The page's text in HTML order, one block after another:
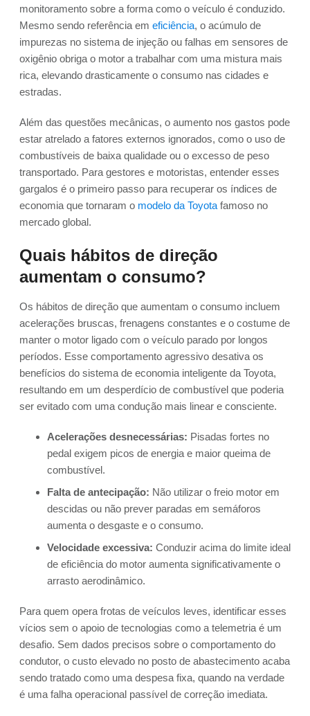
monitoramento sobre a forma como o veículo é conduzido.
Mesmo sendo referência em eficiência, o acúmulo de
impurezas no sistema de injeção ou falhas em sensores de
oxigênio obriga o motor a trabalhar com uma mistura mais
rica, elevando drasticamente o consumo nas cidades e
estradas.
Além das questões mecânicas, o aumento nos gastos pode
estar atrelado a fatores externos ignorados, como o uso de
combustíveis de baixa qualidade ou o excesso de peso
transportado. Para gestores e motoristas, entender esses
gargalos é o primeiro passo para recuperar os índices de
economia que tornaram o modelo da Toyota famoso no
mercado global.
Quais hábitos de direção
aumentam o consumo?
Os hábitos de direção que aumentam o consumo incluem
acelerações bruscas, frenagens constantes e o costume de
manter o motor ligado com o veículo parado por longos
períodos. Esse comportamento agressivo desativa os
benefícios do sistema de economia inteligente da Toyota,
resultando em um desperdício de combustível que poderia
ser evitado com uma condução mais linear e consciente.
Acelerações desnecessárias: Pisadas fortes no
pedal exigem picos de energia e maior queima de
combustível.
Falta de antecipação: Não utilizar o freio motor em
descidas ou não prever paradas em semáforos
aumenta o desgaste e o consumo.
Velocidade excessiva: Conduzir acima do limite ideal
de eficiência do motor aumenta significativamente o
arrasto aerodinâmico.
Para quem opera frotas de veículos leves, identificar esses
vícios sem o apoio de tecnologias como a telemetria é um
desafio. Sem dados precisos sobre o comportamento do
condutor, o custo elevado no posto de abastecimento acaba
sendo tratado como uma despesa fixa, quando na verdade
é uma falha operacional passível de correção imediata.